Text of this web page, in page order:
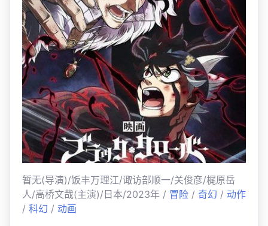
暂无(导演)/饭丰万理江/诹访部顺一/关俊彦/梶原岳
人/高桥文哉(主演)/日本/2023年 / 冒险 / 奇幻 / 动作
/ 科幻 / 动画